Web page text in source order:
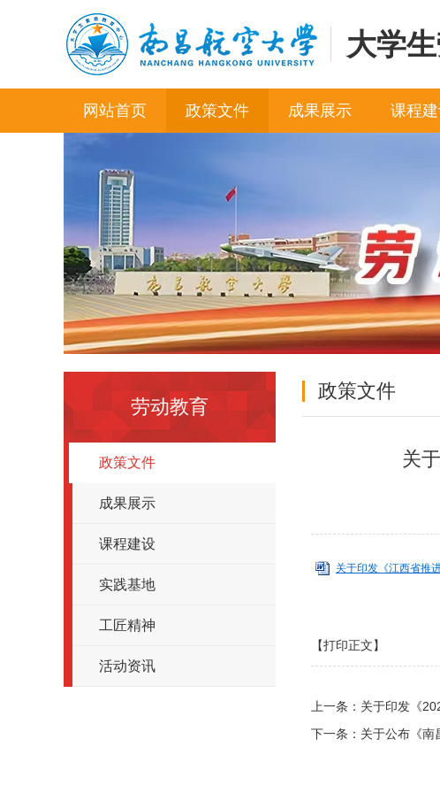
大学
网站首页 政策文件 成果展示 课程
劳动教育
政策文件
成果展示
课程建设
实践基地
工匠精神
活动资讯
政策文件
关
关于印发《江西省推
【打印正文】
上一条： 关于印发《
下一条： 关于公布《南